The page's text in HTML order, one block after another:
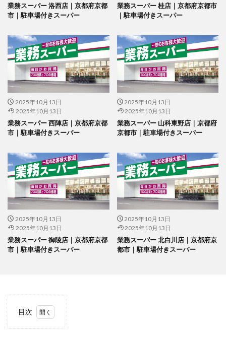
業務スーパー 洛西店｜京都府京都
市｜駐車場付きスーパー
業務スーパー 桂店｜京都府京都市
｜駐車場付きスーパー
2025年10月13日
2025年10月13日
業務スーパー 西陣店｜京都府京都
市｜駐車場付きスーパー
2025年10月13日
2025年10月13日
業務スーパー 山科東野店｜京都府
京都市｜駐車場付きスーパー
2025年10月13日
2025年10月13日
業務スーパー 御陵店｜京都府京都
市｜駐車場付きスーパー
2025年10月13日
2025年10月13日
業務スーパー 北白川店｜京都府京
都市｜駐車場付きスーパー
目次